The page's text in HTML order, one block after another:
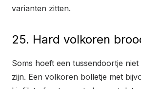
varianten zitten.
25. Hard volkoren
Soms hoeft een tussendoortje niet
zijn. Een volkoren bolletje met